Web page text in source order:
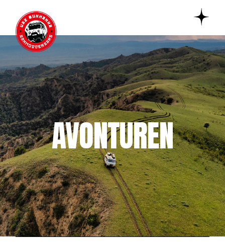
GLENN DE BUKHANKA
MACGYVER
READ MORE
9 februari 2026
avonturen
community